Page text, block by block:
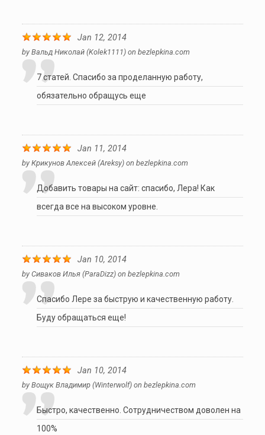
Jan 12, 2014
by Вальд Николай (kolek1111)on bezlepkina.com
7 статей. Спасибо за проделанную работу,
обязательно обращусь еще
Jan 11, 2014
by Крикунов Алексей (Areksy)on bezlepkina.com
Добавить товары на сайт: спасибо, Лера! Как
всегда все на высоком уровне.
Jan 10, 2014
by Сиваков Илья (paraDizz)on bezlepkina.com
Спасибо Лере за быструю и качественную работу.
Буду обращаться еще!
Jan 10, 2014
by Вощук Владимир (winterwolf)on bezlepkina.com
Быстро, качественно. Сотрудничеством доволен на
100%